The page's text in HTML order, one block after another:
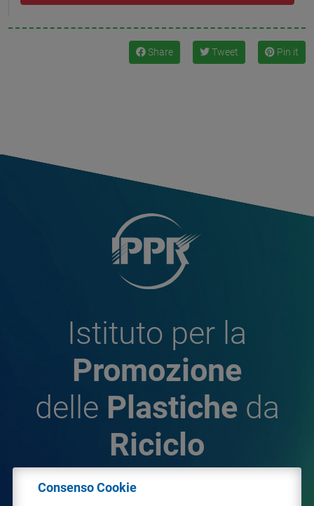
Share Tweet Pin it
Istituto per la
Promozione
delle Plastiche da
Riciclo
Consenso Cookie